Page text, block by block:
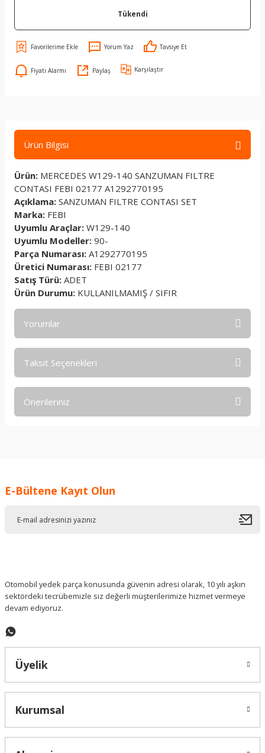
Tükendi
Yorum Yaz Tavsiye Et
Fiyatı Alarmı Paylaş Karşılaştır
Ürün Bilgisi
Ürün: MERCEDES W129-140 SANZUMAN FILTRE
CONTASI FEBI 02177 A1292770195
Açıklama: SANZUMAN FILTRE CONTASI SET
Marka: FEBI
Uyumlu Araçlar: W129-140
Uyumlu Modeller: 90-
Parça Numarası: A1292770195
Üretici Numarası: FEBI 02177
Satış Türü: ADET
Ürün Durumu: KULLANILMAMIŞ / SIFIR
Yorumlar
Taksit Seçenekleri
Önerileriniz
Ürün resmi kalitesiz, bozuk veya görüntülenemiyor.
E-Bültene Kayıt Olun
Otomobil yedek parça konusunda güvenin adresi olarak, 10 yılı aşkın
sektördeki tecrübemizle siz değerli müşterilerimize hizmet vermeye
devam ediyoruz.
Üyelik
Kurumsal